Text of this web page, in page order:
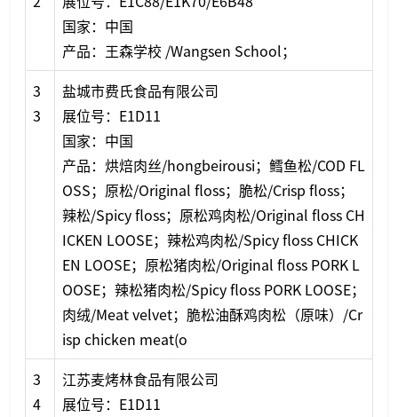
国家：中国
产品：王森学校 /Wangsen School；
3
3
盐城市费氏食品有限公司
展位号：E1D11
国家：中国
产品：烘焙肉丝/hongbeirousi；鳕鱼松/COD FL
OSS；原松/Original floss；脆松/Crisp floss；
辣松/Spicy floss；原松鸡肉松/Original floss CH
ICKEN LOOSE；辣松鸡肉松/Spicy floss CHICK
EN LOOSE；原松猪肉松/Original floss PORK L
OOSE；辣松猪肉松/Spicy floss PORK LOOSE；
肉绒/Meat velvet；脆松油酥鸡肉松（原味）/Cr
isp chicken meat(o
3
4
江苏麦烤林食品有限公司
展位号：E1D11